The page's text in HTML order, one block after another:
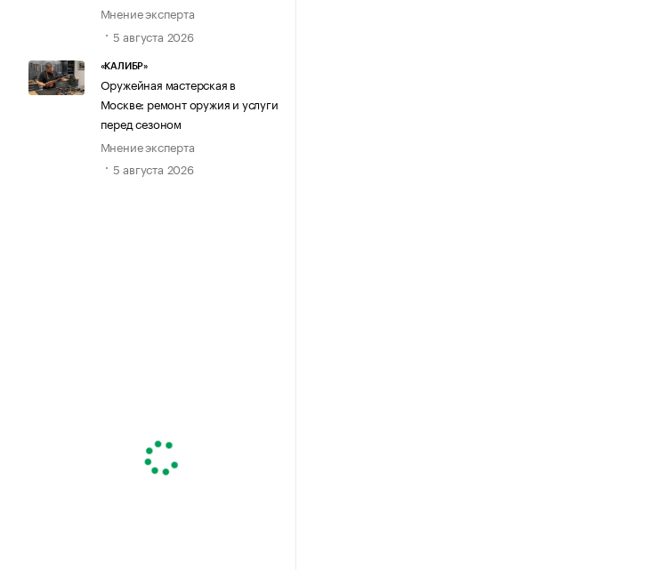
Мнение эксперта
5 августа 2026
«КАЛИБР»
Оружейная мастерская в
Москве: ремонт оружия и услуги
перед сезоном
Мнение эксперта
5 августа 2026